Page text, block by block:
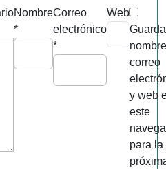
Nombre
*
Correo
electrónico
*
Web
correo
y web
este
para la